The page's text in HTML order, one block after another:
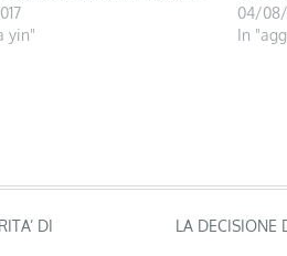
yin"
04/
In
DI LA DECISIONE